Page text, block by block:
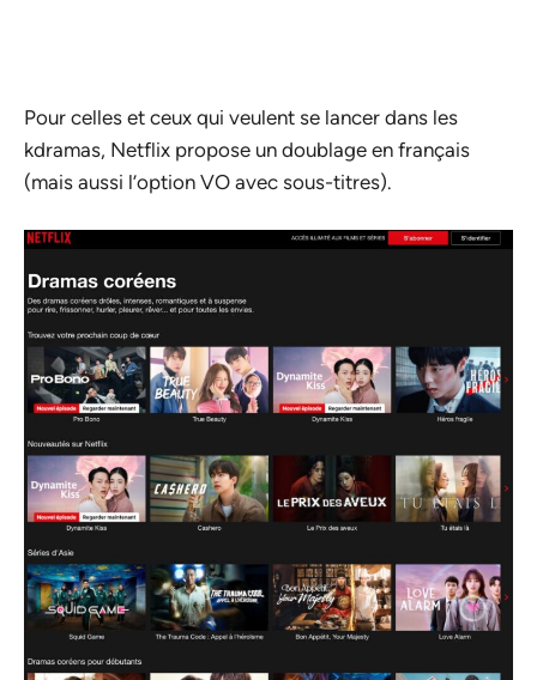
Pour celles et ceux qui veulent se lancer dans les
kdramas, Netflix propose un doublage en français
(mais aussi l’option VO avec sous-titres).